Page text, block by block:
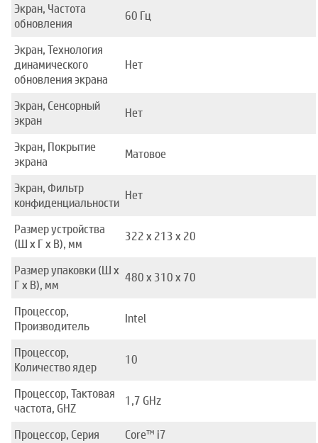
Экран, Частота
обновления
60 Гц
Экран, Технология
динамического
обновления экрана
Нет
Экран, Сенсорный
экран
Нет
Экран, Покрытие
экрана
Матовое
Экран, Фильтр
конфиденциальности
Нет
Размер устройства
(Ш x Г x В), мм
322 х 213 х 20
Размер упаковки (Ш x
Г x В), мм
480 x 310 x 70
Процессор,
Производитель
Intel
Процессор,
Количество ядер
10
Процессор, Тактовая
частота, GHZ
1,7 GHz
Процессор, Серия
Core™ i7